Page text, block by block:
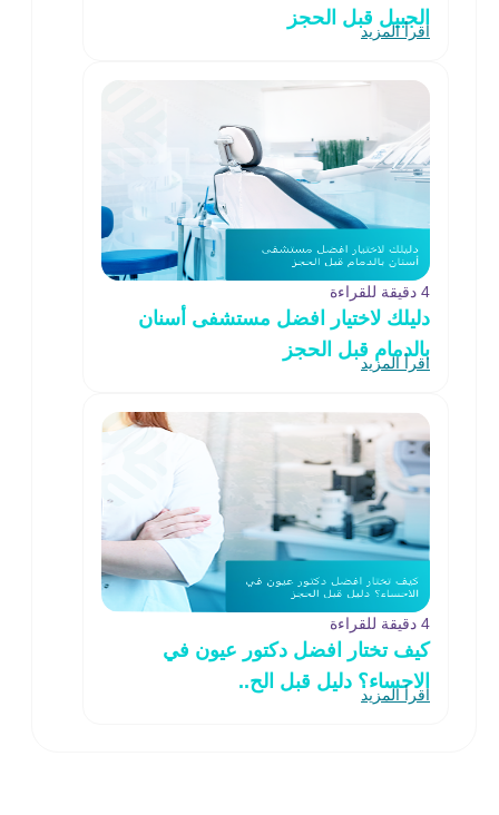
الجبيل قبل الحجز
اقرأ المزيد
4 دقيقة للقراءة
دليلك لاختيار افضل مستشفى أسنان
بالدمام قبل الحجز
اقرأ المزيد
4 دقيقة للقراءة
كيف تختار افضل دكتور عيون في
الاحساء؟ دليل قبل الح..
اقرأ المزيد